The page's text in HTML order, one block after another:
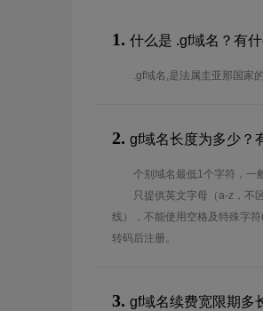
1. 什么是 .gf域名？有
.gf域名,是法属圭亚那国家
2. gf域名长度为多少？
个别域名最低1个字符，一
只提供英文字母（a-z，不
线），不能使用空格及特殊字
转码后注册。
3. gf域名续费宽限期多